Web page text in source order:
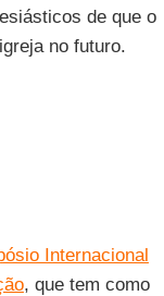
de que o
no futuro.
Internacional
, que tem como